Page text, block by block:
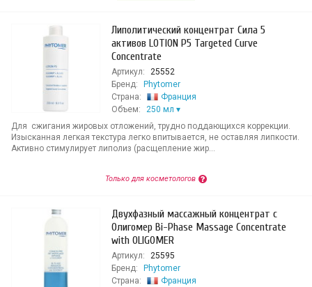
Липолитический концентрат Сила 5
активов LOTION P5 Targeted Curve
Concentrate
Артикул:
25552
Бренд:
Phytomer
Страна:
Франция
Объем:
250 мл
Для сжигания жировых отложений, трудно поддающихся коррекции.
Изысканная легкая текстура легко впитывается, не оставляя липкости.
Активно стимулирует липолиз (расщепление жир...
Только для косметологов
Двухфазный массажный концентрат с
Олигомер Bi-Phase Massage Concentrate
with OLIGOMER
Артикул:
25595
Бренд:
Phytomer
Страна:
Франция